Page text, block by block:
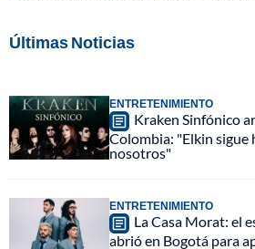
Últimas Noticias
ENTRETENIMIENTO
Kraken Sinfónico
Colombia: "Elkin sigue
nosotros"
ENTRETENIMIENTO
La Casa Morat: el
abrió en Bogotá para